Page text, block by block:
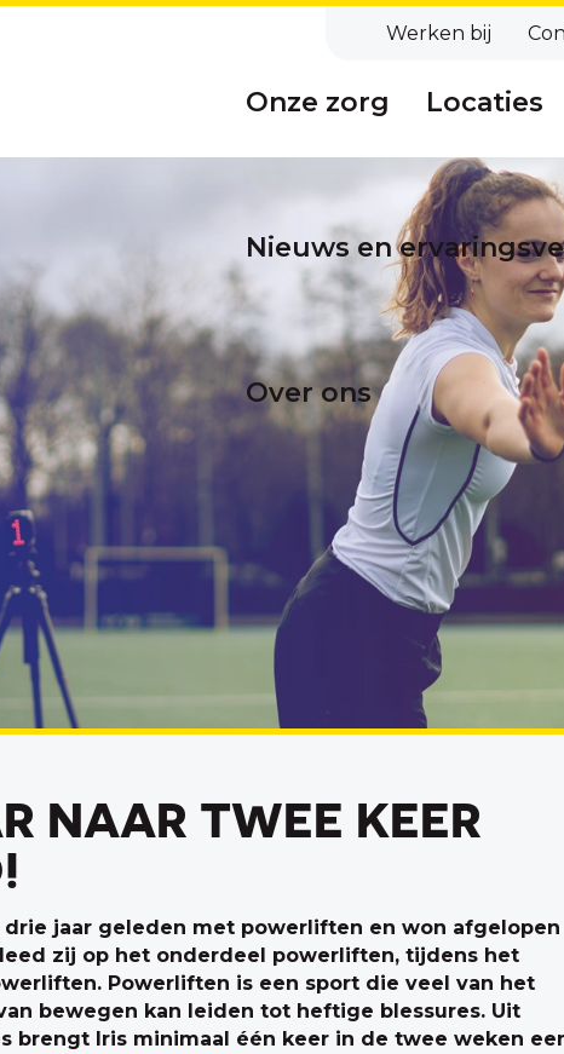
Onze zorg Locaties
Nieuws en
Over ons
Werken bij
NAAR TWEE KEER
drie jaar geleden met powerliften en won afgelopen
zij op het onderdeel powerliften, tijdens het
Powerliften is een sport die veel van het
bewegen kan leiden tot heftige blessures. Uit
brengt Iris minimaal één keer in de twee weken